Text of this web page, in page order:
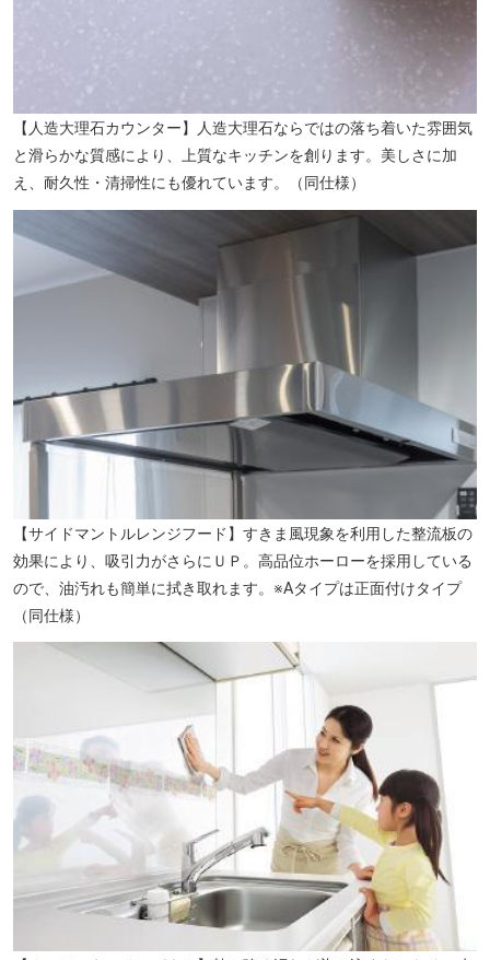
【人造大理石カウンター】人造大理石ならではの落ち着いた雰囲気
と滑らかな質感により、上質なキッチンを創ります。美しさに加
え、耐久性・清掃性にも優れています。（同仕様）
【サイドマントルレンジフード】すきま風現象を利用した整流板の
効果により、吸引力がさらにＵＰ。高品位ホーローを採用している
ので、油汚れも簡単に拭き取れます。※Aタイプは正面付けタイプ
（同仕様）